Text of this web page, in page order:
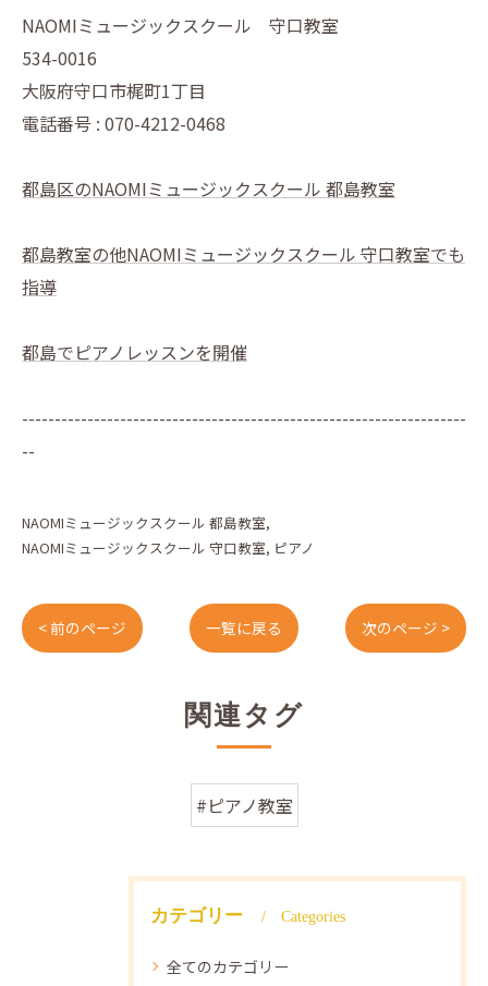
NAOMIミュージックスクール 守口教室
534-0016
大阪府守口市梶町1丁目
電話番号 : 070-4212-0468
都島区のNAOMIミュージックスクール 都島教室
都島教室の他NAOMIミュージックスクール 守口教室でも
指導
都島でピアノレッスンを開催
--------------------------------------------------------------------
--
NAOMIミュージックスクール 都島教室
NAOMIミュージックスクール 守口教室 ピアノ
< 前のページ 一覧に戻る 次のページ >
関連タグ
#ピアノ教室
カテゴリー Categories
全てのカテゴリー